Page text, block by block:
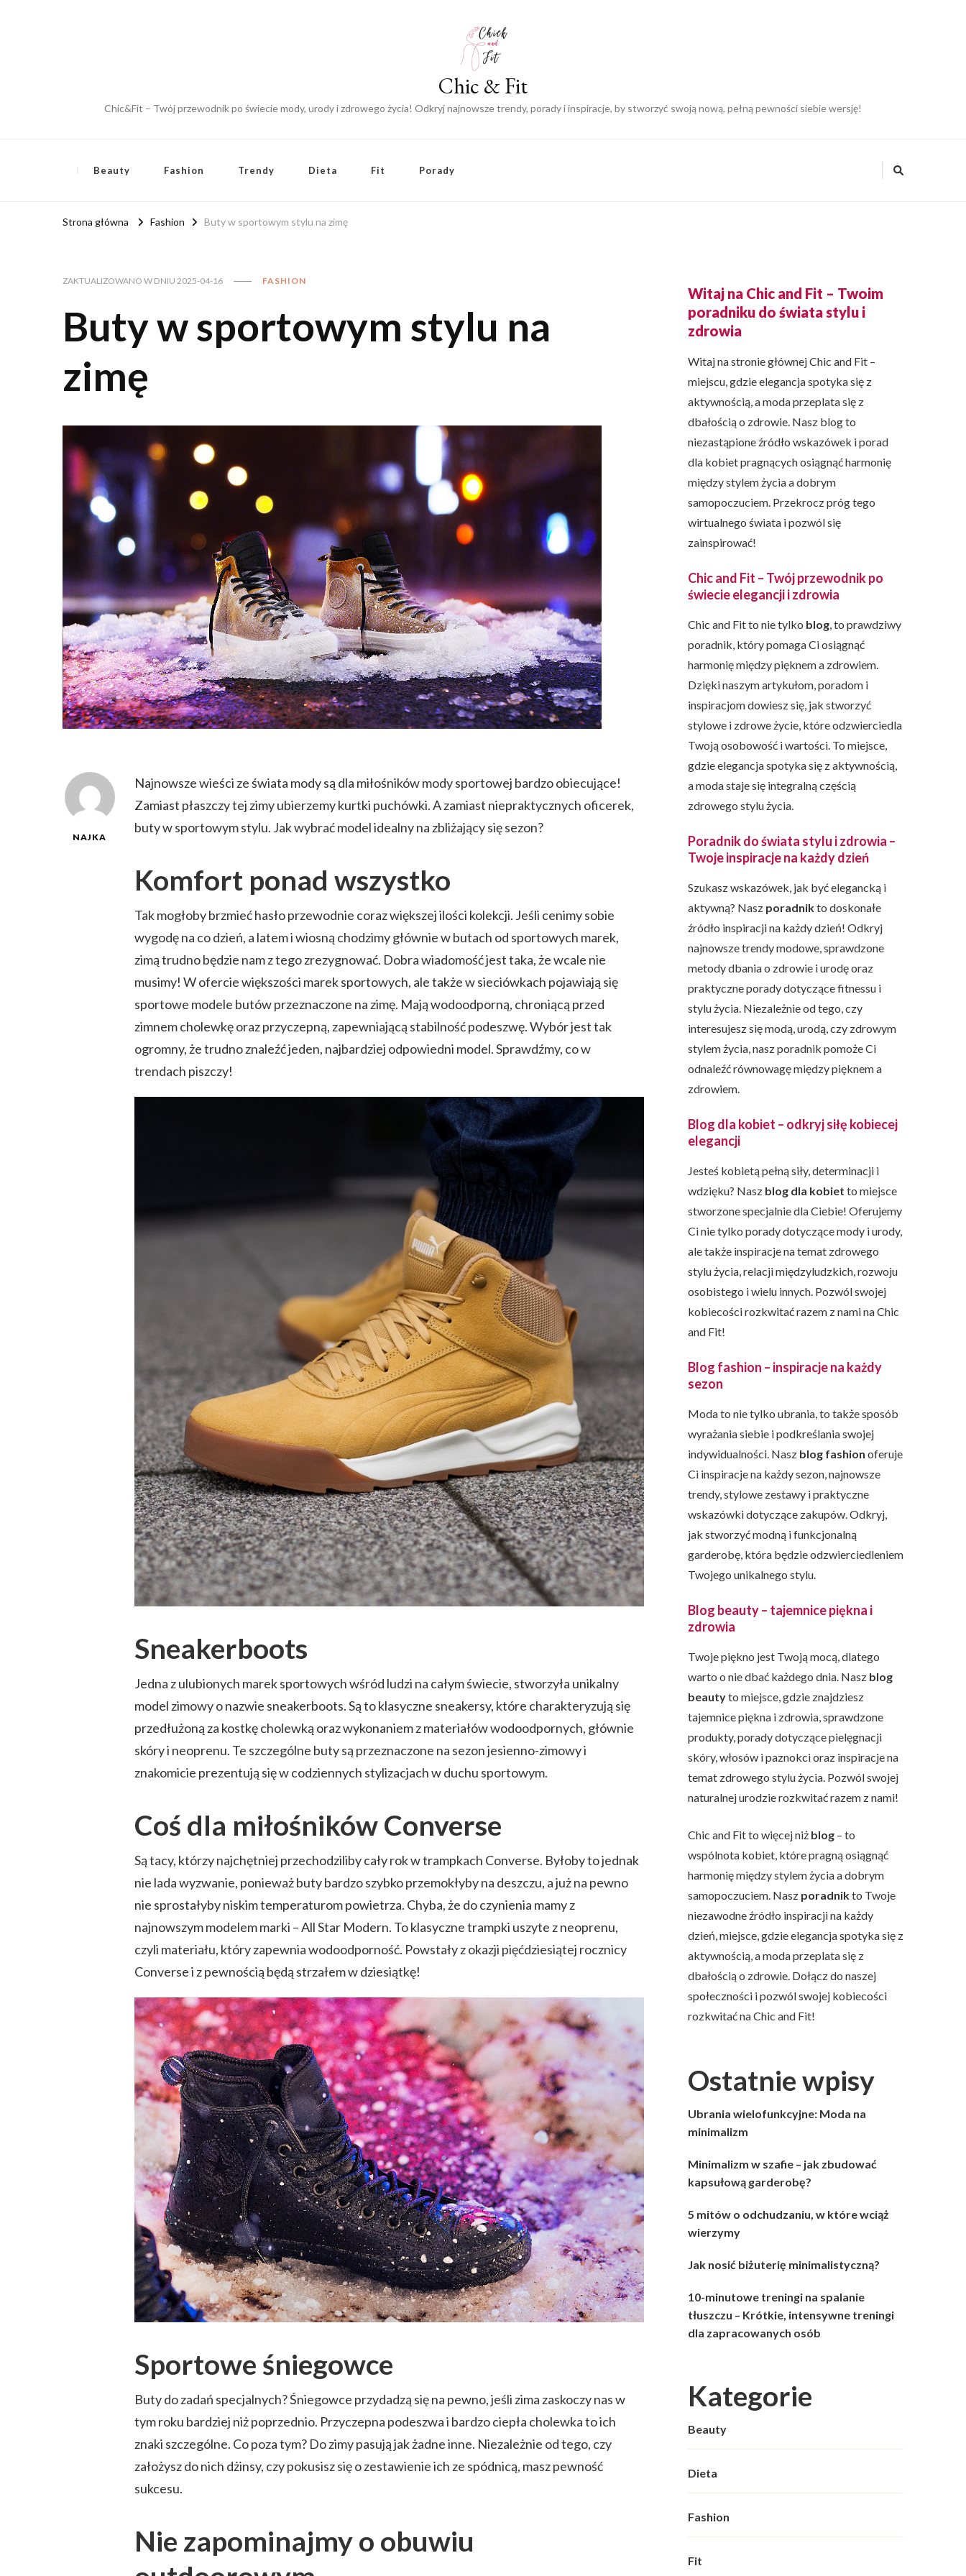
Chic & Fit
Chic&Fit – Twój przewodnik po świecie mody, urody i zdrowego życia! Odkryj najnowsze trendy, porady i inspiracje, by stworzyć swoją nową, pełną pewności siebie wersję!
Beauty Fashion Trendy Dieta Fit Porady
Strona główna Fashion Buty w sportowym stylu na zimę
ZAKTUALIZOWANO W DNIU 2025-04-16 FASHION
Buty w sportowym stylu na
zimę
NAJKA
Najnowsze wieści ze świata mody są dla miłośników mody sportowej bardzo obiecujące!
Zamiast płaszczy tej zimy ubierzemy kurtki puchówki. A zamiast niepraktycznych oficerek,
buty w sportowym stylu. Jak wybrać model idealny na zbliżający się sezon?
Komfort ponad wszystko
Tak mogłoby brzmieć hasło przewodnie coraz większej ilości kolekcji. Jeśli cenimy sobie
wygodę na co dzień, a latem i wiosną chodzimy głównie w butach od sportowych marek,
zimą trudno będzie nam z tego zrezygnować. Dobra wiadomość jest taka, że wcale nie
musimy! W ofercie większości marek sportowych, ale także w sieciówkach pojawiają się
sportowe modele butów przeznaczone na zimę. Mają wodoodporną, chroniącą przed
zimnem cholewkę oraz przyczepną, zapewniającą stabilność podeszwę. Wybór jest tak
ogromny, że trudno znaleźć jeden, najbardziej odpowiedni model. Sprawdźmy, co w
trendach piszczy!
Sneakerboots
Jedna z ulubionych marek sportowych wśród ludzi na całym świecie, stworzyła unikalny
model zimowy o nazwie sneakerboots. Są to klasyczne sneakersy, które charakteryzują się
przedłużoną za kostkę cholewką oraz wykonaniem z materiałów wodoodpornych, głównie
skóry i neoprenu. Te szczególne buty są przeznaczone na sezon jesienno-zimowy i
znakomicie prezentują się w codziennych stylizacjach w duchu sportowym.
Coś dla miłośników Converse
Są tacy, którzy najchętniej przechodziliby cały rok w trampkach Converse. Byłoby to jednak
nie lada wyzwanie, ponieważ buty bardzo szybko przemokłyby na deszczu, a już na pewno
nie sprostałyby niskim temperaturom powietrza. Chyba, że do czynienia mamy z
najnowszym modelem marki – All Star Modern. To klasyczne trampki uszyte z neoprenu,
czyli materiału, który zapewnia wodoodporność. Powstały z okazji pięćdziesiątej rocznicy
Converse i z pewnością będą strzałem w dziesiątkę!
Sportowe śniegowce
Buty do zadań specjalnych? Śniegowce przydadzą się na pewno, jeśli zima zaskoczy nas w
tym roku bardziej niż poprzednio. Przyczepna podeszwa i bardzo ciepła cholewka to ich
znaki szczególne. Co poza tym? Do zimy pasują jak żadne inne. Niezależnie od tego, czy
założysz do nich dżinsy, czy pokusisz się o zestawienie ich ze spódnicą, masz pewność
sukcesu.
Nie zapominajmy o obuwiu
Witaj na Chic and Fit – Twoim
poradniku do świata stylu i
zdrowia
Witaj na stronie głównej Chic and Fit –
miejscu, gdzie elegancja spotyka się z
aktywnością, a moda przeplata się z
dbałością o zdrowie. Nasz blog to
niezastąpione źródło wskazówek i porad
dla kobiet pragnących osiągnąć harmonię
między stylem życia a dobrym
samopoczuciem. Przekrocz próg tego
wirtualnego świata i pozwól się
zainspirować!
Chic and Fit – Twój przewodnik po
świecie elegancji i zdrowia
Chic and Fit to nie tylko blog, to prawdziwy
poradnik, który pomaga Ci osiągnąć
harmonię między pięknem a zdrowiem.
Dzięki naszym artykułom, poradom i
inspiracjom dowiesz się, jak stworzyć
stylowe i zdrowe życie, które odzwierciedla
Twoją osobowość i wartości. To miejsce,
gdzie elegancja spotyka się z aktywnością,
a moda staje się integralną częścią
zdrowego stylu życia.
Poradnik do świata stylu i zdrowia –
Twoje inspiracje na każdy dzień
Szukasz wskazówek, jak być elegancką i
aktywną? Nasz poradnikto doskonałe
źródło inspiracji na każdy dzień! Odkryj
najnowsze trendy modowe, sprawdzone
metody dbania o zdrowie i urodę oraz
praktyczne porady dotyczące fitnessu i
stylu życia. Niezależnie od tego, czy
interesujesz się modą, urodą, czy zdrowym
stylem życia, nasz poradnik pomoże Ci
odnaleźć równowagę między pięknem a
zdrowiem.
Blog dla kobiet – odkryj siłę kobiecej
elegancji
Jesteś kobietą pełną siły, determinacji i
wdzięku? Nasz blog dla kobiet to miejsce
stworzone specjalnie dla Ciebie! Oferujemy
Ci nie tylko porady dotyczące mody i urody,
ale także inspiracje na temat zdrowego
stylu życia, relacji międzyludzkich, rozwoju
osobistego i wielu innych. Pozwól swojej
kobiecości rozkwitać razem z nami na Chic
and Fit!
Blog fashion – inspiracje na każdy
sezon
Moda to nie tylko ubrania, to także sposób
wyrażania siebie i podkreślania swojej
indywidualności. Nasz blog fashion oferuje
Ci inspiracje na każdy sezon, najnowsze
trendy, stylowe zestawy i praktyczne
wskazówki dotyczące zakupów. Odkryj,
jak stworzyć modną i funkcjonalną
garderobę, która będzie odzwierciedleniem
Twojego unikalnego stylu.
Blog beauty – tajemnice piękna i
zdrowia
Twoje piękno jest Twoją mocą, dlatego
warto o nie dbać każdego dnia. Nasz blog
beautyto miejsce, gdzie znajdziesz
tajemnice piękna i zdrowia, sprawdzone
produkty, porady dotyczące pielęgnacji
skóry, włosów i paznokci oraz inspiracje na
temat zdrowego stylu życia. Pozwól swojej
naturalnej urodzie rozkwitać razem z nami!
Chic and Fit to więcej niż blog – to
wspólnota kobiet, które pragną osiągnąć
harmonię między stylem życia a dobrym
samopoczuciem. Nasz poradnikto Twoje
niezawodne źródło inspiracji na każdy
dzień, miejsce, gdzie elegancja spotyka się z
aktywnością, a moda przeplata się z
dbałością o zdrowie. Dołącz do naszej
społeczności i pozwól swojej kobiecości
rozkwitać na Chic and Fit!
Ostatnie wpisy
Ubrania wielofunkcyjne: Moda na
minimalizm
Minimalizm w szafie – jak zbudować
kapsułową garderobę?
5 mitów o odchudzaniu, w które wciąż
wierzymy
Jak nosić biżuterię minimalistyczną?
10-minutowe treningi na spalanie
tłuszczu – Krótkie, intensywne treningi
dla zapracowanych osób
Kategorie
Beauty
Dieta
Fashion
Fit